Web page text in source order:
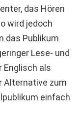
das Hören
wird jedoch
das Publikum
Lese- und
Englisch als
Alternative zum
einfach